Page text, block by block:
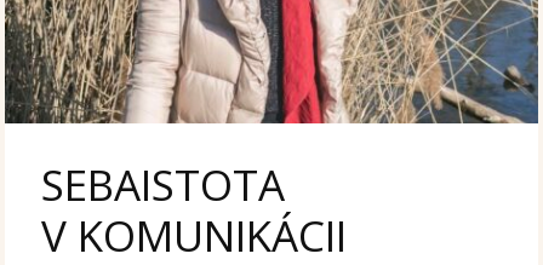
SEBAISTOTA
V KOMUNIKÁCII